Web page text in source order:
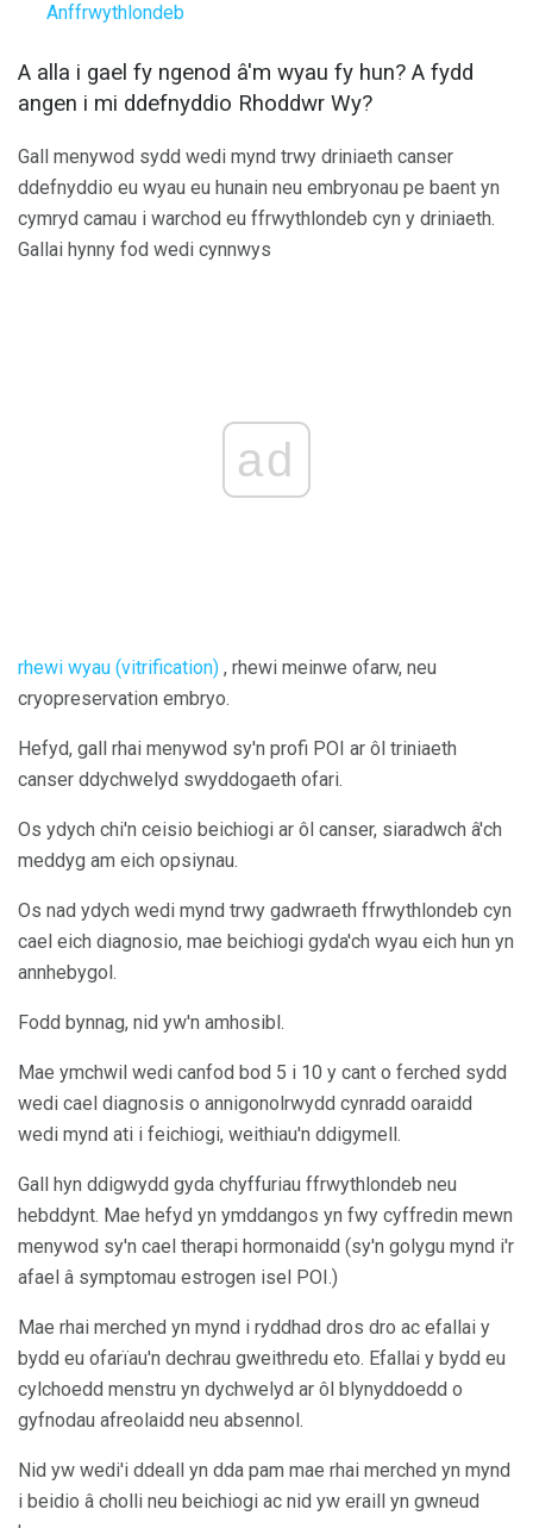
Anffrwythlondeb
A alla i gael fy ngenod â'm wyau fy hun? A fydd
angen i mi ddefnyddio Rhoddwr Wy?
Gall menywod sydd wedi mynd trwy driniaeth canser
ddefnyddio eu wyau eu hunain neu embryonau pe baent yn
cymryd camau i warchod eu ffrwythlondeb cyn y driniaeth.
Gallai hynny fod wedi cynnwys
ad
rhewi wyau (vitrification) , rhewi meinwe ofarw, neu
cryopreservation embryo.
Hefyd, gall rhai menywod sy'n profi POI ar ôl triniaeth
canser ddychwelyd swyddogaeth ofari.
Os ydych chi'n ceisio beichiogi ar ôl canser, siaradwch â'ch
meddyg am eich opsiynau.
Os nad ydych wedi mynd trwy gadwraeth ffrwythlondeb cyn
cael eich diagnosio, mae beichiogi gyda'ch wyau eich hun yn
annhebygol.
Fodd bynnag, nid yw'n amhosibl.
Mae ymchwil wedi canfod bod 5 i 10 y cant o ferched sydd
wedi cael diagnosis o annigonolrwydd cynradd oaraidd
wedi mynd ati i feichiogi, weithiau'n ddigymell.
Gall hyn ddigwydd gyda chyffuriau ffrwythlondeb neu
hebddynt. Mae hefyd yn ymddangos yn fwy cyffredin mewn
menywod sy'n cael therapi hormonaidd (sy'n golygu mynd i'r
afael â symptomau estrogen isel POI.)
Mae rhai merched yn mynd i ryddhad dros dro ac efallai y
bydd eu ofarïau'n dechrau gweithredu eto. Efallai y bydd eu
cylchoedd menstru yn dychwelyd ar ôl blynyddoedd o
gyfnodau afreolaidd neu absennol.
Nid yw wedi'i ddeall yn dda pam mae rhai merched yn mynd
i beidio â cholli neu beichiogi ac nid yw eraill yn gwneud